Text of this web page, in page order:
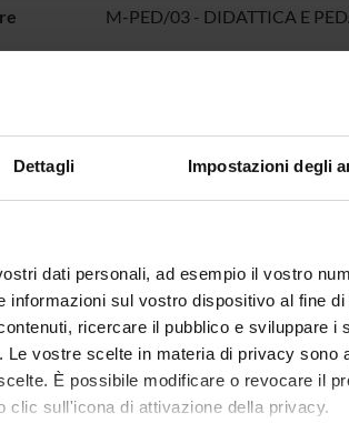
Dettagli Impostazioni degli
dati personali, ad esempio il vostro
sul vostro dispositivo al fine
ricercare il pubblico e sviluppare
vostre scelte in materia di privacy sono
È possibile modificare o revocare il
clic sull'icona di attivazione della privacy.
M-PED/03 - DIDATTICA E
lezioni
dell'insegnamento